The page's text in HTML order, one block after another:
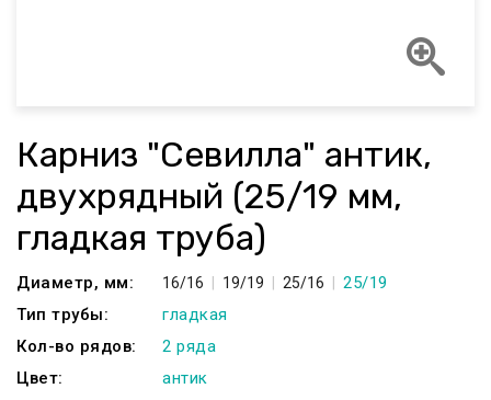
Карниз "Севилла" антик,
двухрядный (25/19 мм,
гладкая труба)
Диаметр, мм: 16/16 19/19 25/16
25/19
Тип трубы:
гладкая
Кол-во рядов:
2 ряда
Цвет:
антик